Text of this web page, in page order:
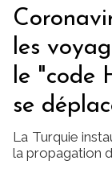
les
le "code
se
La Turquie
la propagation